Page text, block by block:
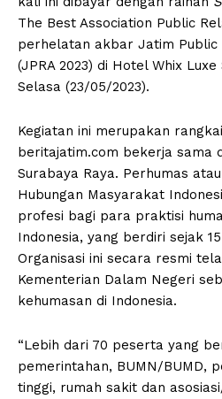
The Best Association Public
perhelatan akbar Jatim Public
(JPRA 2023) di Hotel Whix
Selasa (23/05/2023).
Kegiatan ini merupakan
beritajatim.com bekerja sama
Surabaya Raya. Perhumas
Hubungan Masyarakat
profesi bagi para praktisi
Indonesia, yang berdiri sejak
Organisasi ini secara resmi
Kementerian Dalam Negeri
kehumasan di Indonesia.
“Lebih dari 70 peserta yang
pemerintahan, BUMN/BUMD,
tinggi, rumah sakit dan